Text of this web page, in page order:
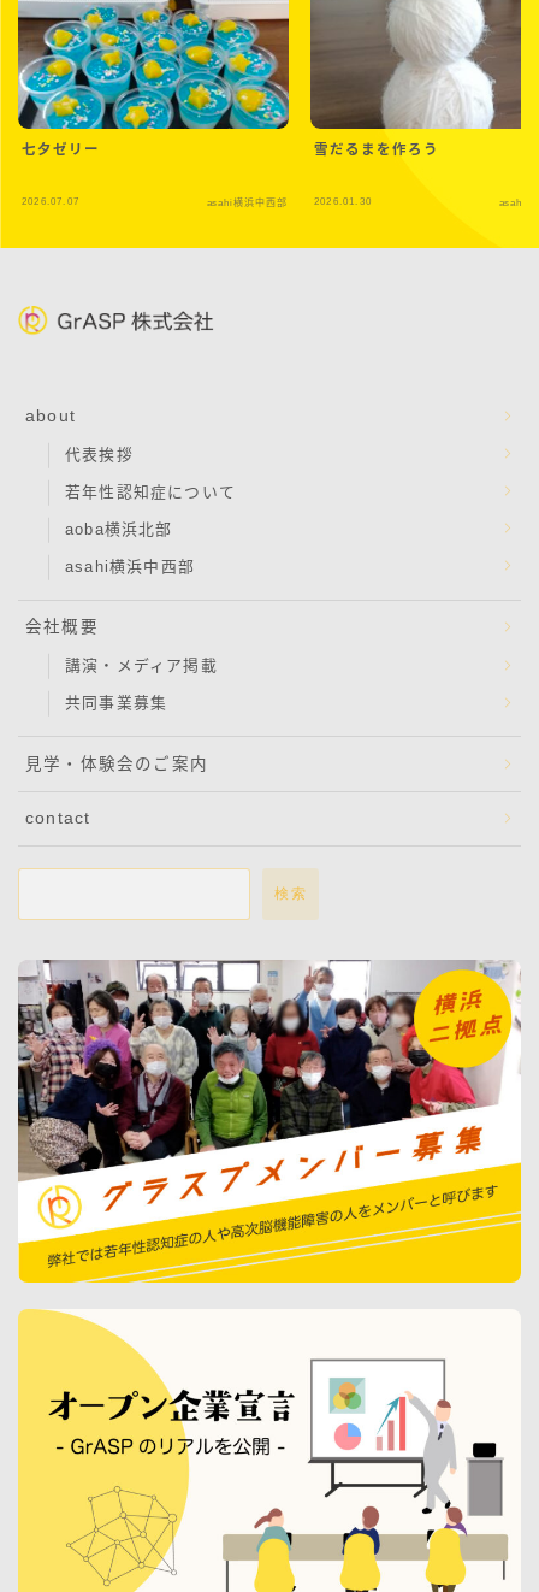
七夕ゼリー
2026.07.07 asahi横浜中西部
雪だるまを作ろう
2026.01.30 asahi横
about
代表挨拶
若年性認知症について
aoba横浜北部
asahi横浜中西部
会社概要
講演・メディア掲載
共同事業募集
見学・体験会のご案内
contact
検索